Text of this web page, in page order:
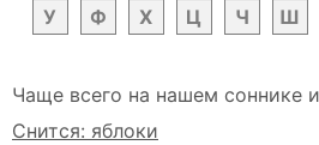
У Ф Х Ц Ч Ш
Чаще всего на нашем соннике
Снится: яблоки